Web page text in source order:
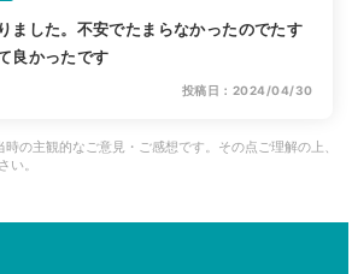
ました。不安でたまらなかったのでたす
良かったです
投稿日：2024/04/30
の主観的なご意見・ご感想です。その点ご理解の上、
い。